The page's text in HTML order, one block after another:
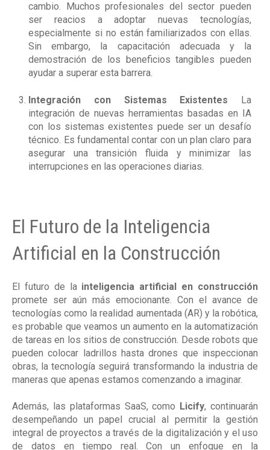
cambio. Muchos profesionales del sector pueden
ser reacios a adoptar nuevas tecnologías,
especialmente si no están familiarizados con ellas.
Sin embargo, la capacitación adecuada y la
demostración de los beneficios tangibles pueden
ayudar a superar esta barrera.
Integración con Sistemas Existentes La
integración de nuevas herramientas basadas en IA
con los sistemas existentes puede ser un desafío
técnico. Es fundamental contar con un plan claro para
asegurar una transición fluida y minimizar las
interrupciones en las operaciones diarias.
El Futuro de la Inteligencia
Artificial en la Construcción
El futuro de la inteligencia artificial en construcción
promete ser aún más emocionante. Con el avance de
tecnologías como la realidad aumentada (AR) y la robótica,
es probable que veamos un aumento en la automatización
de tareas en los sitios de construcción. Desde robots que
pueden colocar ladrillos hasta drones que inspeccionan
obras, la tecnología seguirá transformando la industria de
maneras que apenas estamos comenzando a imaginar.
Además, las plataformas SaaS, como Licify, continuarán
desempeñando un papel crucial al permitir la gestión
integral de proyectos a través de la digitalización y el uso
de datos en tiempo real. Con un enfoque en la